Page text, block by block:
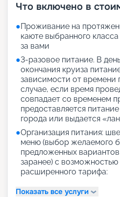
Что включено в
●Проживание на
каюте выбранного
за вами
●3-разовое питание. В
окончания круиза
зависимости от времени
случае, если время
совпадает со временем
предоставляется
города или выдается
●Организация питания:
меню (выбор желаемого
предложенных
заранее) с
расширенного тарифа:
Показать все услуги